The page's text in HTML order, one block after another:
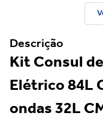
Descrição
Kit Consul
Elétrico 84L
ondas 32L